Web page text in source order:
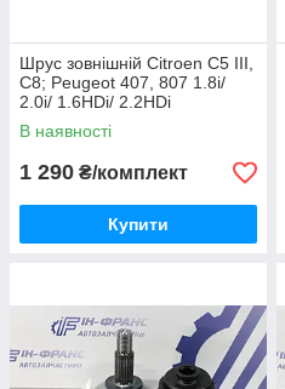
Шрус зовнішній Citroen C5 III,
C8; Peugeot 407, 807 1.8i/
2.0i/ 1.6HDi/ 2.2HDi
В наявності
1 290 ₴/комплект
Купити